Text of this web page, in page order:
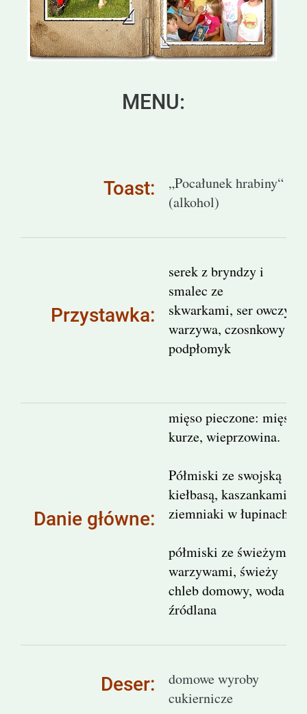
MENU:
Toast:
„Pocałunek hrabiny“
(alkohol)
Przystawka:
serek z bryndzy i
smalec ze
skwarkami, ser owczy,
warzywa, czosnkowy
podpłomyk
Danie główne:
mięso pieczone: mięso
kurze, wieprzowina.
Półmiski ze swojską
kiełbasą, kaszankami,
ziemniaki w łupinach,
półmiski ze świeżymi
warzywami, świeży
chleb domowy, woda
źródlana
Deser:
domowe wyroby
cukiernicze